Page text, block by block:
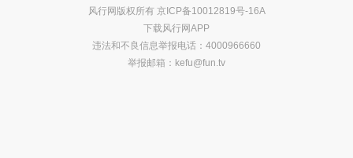
风行网版权所有 京ICP备10012819号-16A
下载风行网APP
违法和不良信息举报电话：4000966660
举报邮箱： kefu@fun.tv